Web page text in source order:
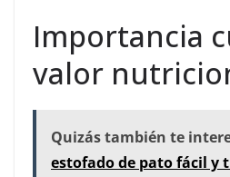
Importancia
valor
Quizás también te
estofado de pato fácil y